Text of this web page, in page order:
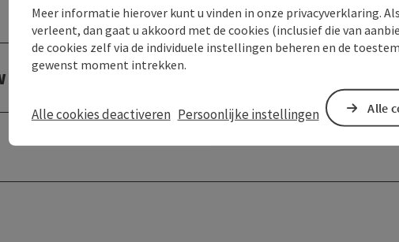
Meer informatie hierover kunt u vinden in onze privacyverklaring.
verleent, dan gaat u akkoord met de cookies (inclusief die van
de cookies zelf via de individuele instellingen beheren en de
gewenst moment intrekken.
Alle cookies deactiveren Persoonlijke instellingen Alle